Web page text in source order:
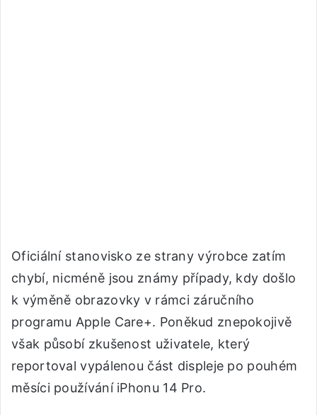
Oficiální stanovisko ze strany výrobce zatím
chybí, nicméně jsou známy případy, kdy došlo
k výměně obrazovky v rámci záručního
programu Apple Care+. Poněkud znepokojivě
však působí zkušenost uživatele, který
reportoval vypálenou část displeje po pouhém
měsíci používání iPhonu 14 Pro.